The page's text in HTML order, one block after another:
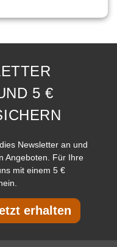
5 €
Newsletter an und
Angeboten. Für Ihre
mit einem 5 €
erhalten